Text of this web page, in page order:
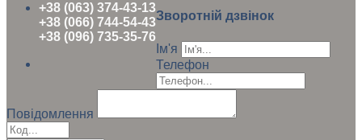
+38 (063) 374-43-13
+38 (066) 744-54-43
+38 (096) 735-35-76
Зворотній дзвінок
Ім'я
Телефон
Повідомлення